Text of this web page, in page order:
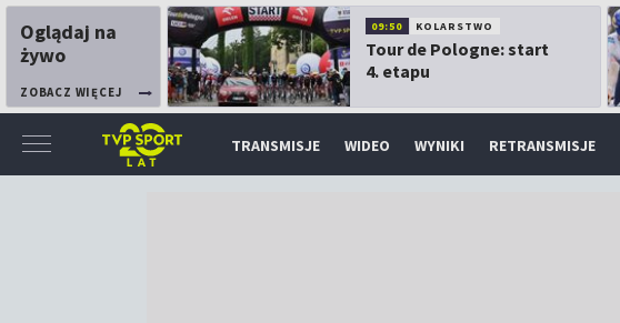
Oglądaj na
żywo
ZOBACZ WIĘCEJ
09:50 KOLARSTWO
Tour de Pologne: start
4. etapu
TRANSMISJE WIDEO WYNIKI RETRANSMISJE